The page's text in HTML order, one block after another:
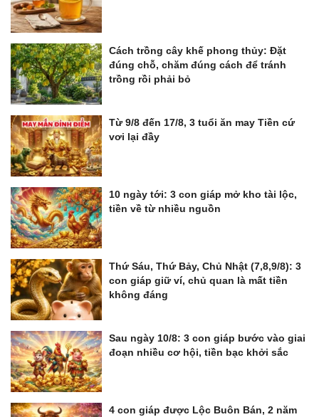
Cách trồng cây khế phong thủy: Đặt
đúng chỗ, chăm đúng cách để tránh
trồng rồi phải bỏ
Từ 9/8 đến 17/8, 3 tuổi ăn may Tiền cứ
vơi lại đầy
10 ngày tới: 3 con giáp mở kho tài lộc,
tiền về từ nhiều nguồn
Thứ Sáu, Thứ Bảy, Chủ Nhật (7,8,9/8): 3
con giáp giữ ví, chủ quan là mất tiền
không đáng
Sau ngày 10/8: 3 con giáp bước vào giai
đoạn nhiều cơ hội, tiền bạc khởi sắc
4 con giáp được Lộc Buôn Bán, 2 năm